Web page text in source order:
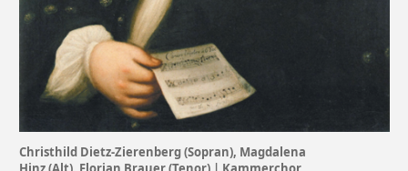
Christhild Dietz-Zierenberg (Sopran), Magdalena